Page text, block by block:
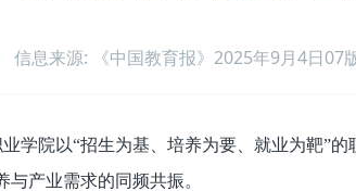
信息来源: 《中国教育报》2025年9月4日07
学院以“招生为基、培养为要、就业为靶”的
产业需求的同频共振。